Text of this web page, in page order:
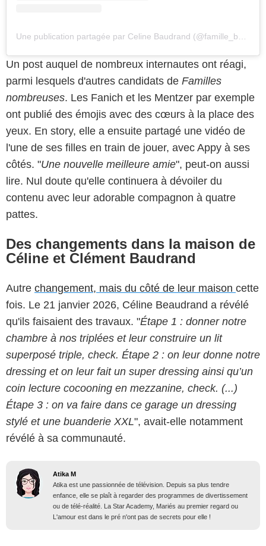
Une publication partagée par Celine Baudrand (@famille_baudrand.tf1)
Un post auquel de nombreux internautes ont réagi,
parmi lesquels d'autres candidats de Familles
nombreuses. Les Fanich et les Mentzer par exemple
ont publié des émojis avec des cœurs à la place des
yeux. En story, elle a ensuite partagé une vidéo de
l'une de ses filles en train de jouer, avec Appy à ses
côtés. "Une nouvelle meilleure amie", peut-on aussi
lire. Nul doute qu'elle continuera à dévoiler du
contenu avec leur adorable compagnon à quatre
pattes.
Des changements dans la maison de
Céline et Clément Baudrand
Autre changement, mais du côté de leur maison cette
fois. Le 21 janvier 2026, Céline Beaudrand a révélé
qu'ils faisaient des travaux. "Étape 1 : donner notre
chambre à nos triplées et leur construire un lit
superposé triple, check. Étape 2 : on leur donne notre
dressing et on leur fait un super dressing ainsi qu’un
coin lecture cocooning en mezzanine, check. (...)
Étape 3 : on va faire dans ce garage un dressing
stylé et une buanderie XXL", avait-elle notamment
révélé à sa communauté.
Atika M
Atika est une passionnée de télévision. Depuis sa plus tendre
enfance, elle se plaît à regarder des programmes de divertissement
ou de télé-réalité. La Star Academy, Mariés au premier regard ou
L'amour est dans le pré n'ont pas de secrets pour elle !